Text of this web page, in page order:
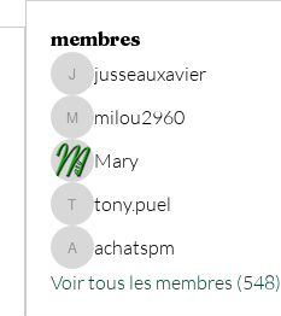
membres
jusseauxavier
jusseauxavier
milou2960
milou2960
Mary
tony.puel
tony.puel
achatspm
achatspm
Voir tous les membres (548)